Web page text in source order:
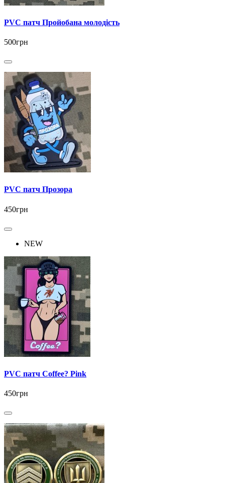
PVC патч Пройобана молодість
500грн
PVC патч Прозора
450грн
NEW
PVC патч Coffee? Pink
450грн